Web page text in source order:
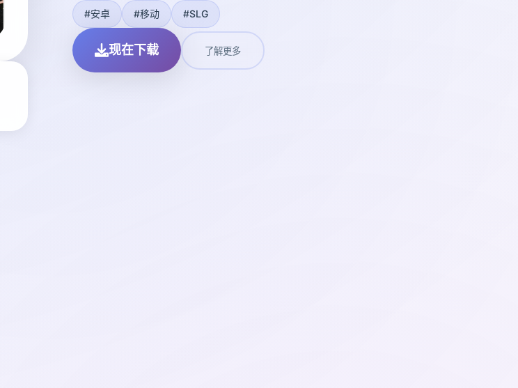
#安卓 #移动 #SLG
现在下载 了解更多